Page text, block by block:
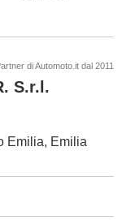
di Automoto.it dal 2011
S.r.l.
Emilia, Emilia